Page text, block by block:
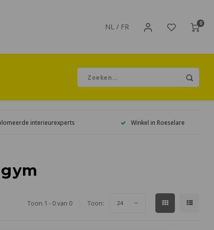
NL / FR 0
interieurexperts Winkel in Roeselare
Toon 1 - 0 van 0 Toon: 24